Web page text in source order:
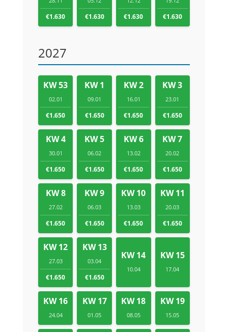
€1.630 €1.630 €1.630 €1.630
2027
KW 53
02.01
€1.650
KW 1
09.01
€1.650
KW 2
16.01
€1.650
KW 3
23.01
€1.650
KW 4
30.01
€1.650
KW 5
06.02
€1.650
KW 6
13.02
€1.650
KW 7
20.02
€1.650
KW 8
27.02
€1.650
KW 9
06.03
€1.650
KW 10
13.03
€1.650
KW 11
20.03
€1.650
KW 12
27.03
€1.650
KW 13
03.04
€1.650
KW 14
10.04
KW 15
17.04
KW 16
24.04
KW 17
01.05
KW 18
08.05
KW 19
15.05